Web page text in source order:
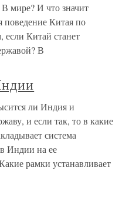
мире? И что значит
поведение Китая по
Китай станет
В
ли Индия и
и если так, то в какие
система
Индии на ее
рамки устанавливает